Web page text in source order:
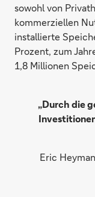
sowohl von
kommerziellen
installierte
Prozent, zum
1,8 Millionen
„Durch die
Eric